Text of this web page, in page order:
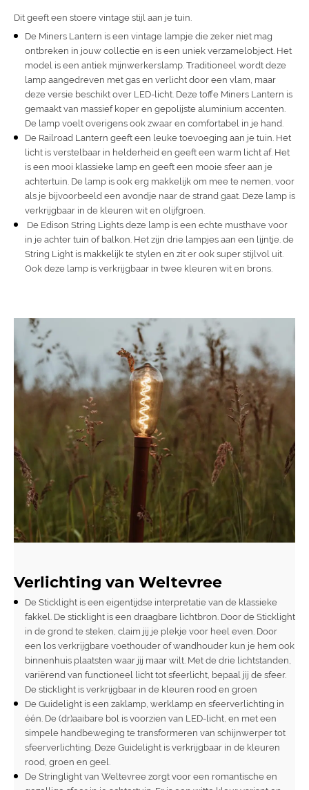
Dit geeft een stoere vintage stijl aan je tuin.
De Miners Lantern is een vintage lampje die zeker niet mag
ontbreken in jouw collectie en is een uniek verzamelobject. Het
model is een antiek mijnwerkerslamp. Traditioneel wordt deze
lamp aangedreven met gas en verlicht door een vlam, maar
deze versie beschikt over LED-licht. Deze toffe Miners Lantern is
gemaakt van massief koper en gepolijste aluminium accenten.
De lamp voelt overigens ook zwaar en comfortabel in je hand.
De Railroad Lantern geeft een leuke toevoeging aan je tuin. Het
licht is verstelbaar in helderheid en geeft een warm licht af. Het
is een mooi klassieke lamp en geeft een mooie sfeer aan je
achtertuin. De lamp is ook erg makkelijk om mee te nemen, voor
als je bijvoorbeeld een avondje naar de strand gaat. Deze lamp is
verkrijgbaar in de kleuren wit en olijfgroen.
De Edison String Lights deze lamp is een echte musthave voor
in je achter tuin of balkon. Het zijn drie lampjes aan een lijntje. de
String Light is makkelijk te stylen en zit er ook super stijlvol uit.
Ook deze lamp is verkrijgbaar in twee kleuren wit en brons.
Verlichting van Weltevree
De Sticklight is een eigentijdse interpretatie van de klassieke
fakkel. De sticklight is een draagbare lichtbron. Door de Sticklight
in de grond te steken, claim jij je plekje voor heel even. Door
een los verkrijgbare voethouder of wandhouder kun je hem ook
binnenhuis plaatsten waar jij maar wilt. Met de drie lichtstanden,
variërend van functioneel licht tot sfeerlicht, bepaal jij de sfeer.
De sticklight is verkrijgbaar in de kleuren rood en groen
De Guidelight is een zaklamp, werklamp en sfeerverlichting in
één. De (dr)aaibare bol is voorzien van LED-licht, en met een
simpele handbeweging te transformeren van schijnwerper tot
sfeerverlichting. Deze Guidelight is verkrijgbaar in de kleuren
rood, groen en geel.
De Stringlight van Weltevree zorgt voor een romantische en